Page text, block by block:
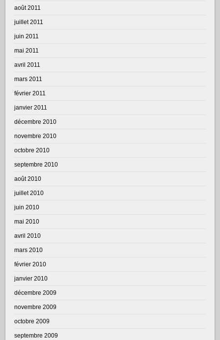
août 2011
juillet 2011
juin 2011
mai 2011
avril 2011
mars 2011
février 2011
janvier 2011
décembre 2010
novembre 2010
octobre 2010
septembre 2010
août 2010
juillet 2010
juin 2010
mai 2010
avril 2010
mars 2010
février 2010
janvier 2010
décembre 2009
novembre 2009
octobre 2009
septembre 2009